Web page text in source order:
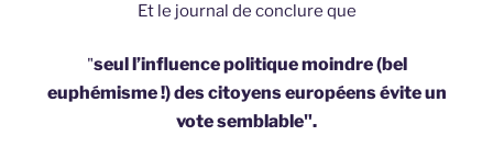
Et le journal de conclure que
"seul l’influence politique moindre (bel
euphémisme !) des citoyens européens évite un
vote semblable".